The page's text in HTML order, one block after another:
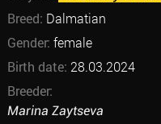
Breed: Dalmatian
Gender: female
Birth date: 28.03.2024
Breeder:
Marina Zaytseva